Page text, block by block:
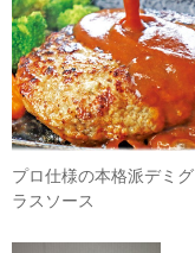
プロ仕様の本格派デミグ
ラスソース